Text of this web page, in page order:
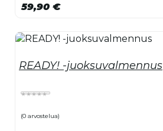
59,90 €
READY! -juoksuvalmennus
(0 arvostelua)